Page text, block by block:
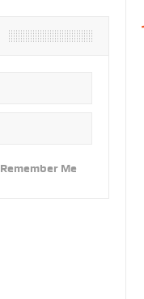
Remember Me